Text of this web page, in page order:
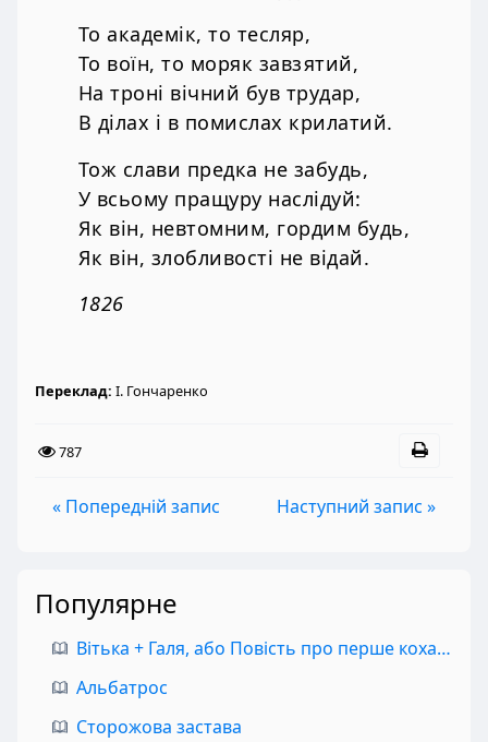
То академік, то тесляр,
То воїн, то моряк завзятий,
На троні вічний був трудар,
В ділах і в помислах крилатий.
Тож слави предка не забудь,
У всьому пращуру наслідуй:
Як він, невтомним, гордим будь,
Як він, злобливості не відай.
1826
Переклад: І. Гончаренко
787
« Попередній запис Наступний запис »
Популярне
Вітька + Галя, або Повість про перше кохання
Альбатрос
Сторожова застава